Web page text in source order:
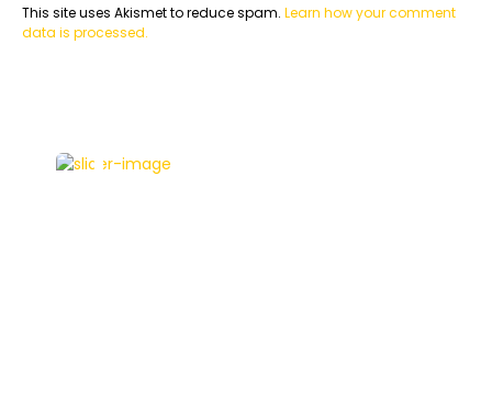
This site uses Akismet to reduce spam. Learn how your comment
data is processed.
VIDEO OF THE WEEK